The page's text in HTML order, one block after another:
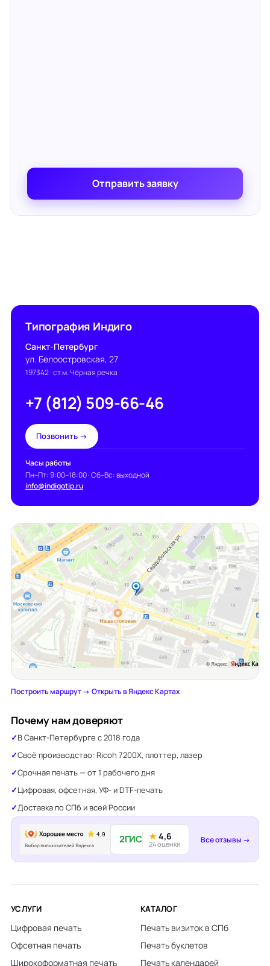
Отправить заявку
Типография Индиго
Санкт-Петербург
ул. Белоостровская, 27
197342· ст.м. Чёрная речка
+7 (812) 509-66-46
Позвонить →
Часы работы
Пн–Пт: 9:00–18:00 · Сб–Вс: выходной
info@indigotip.ru
Построить маршрут →·Открыть в Яндекс Картах
Почему нам доверяют
В Санкт-Петербурге с 2018 года
Своё производство: Ricoh 7200X, плоттер, лазер
Срочная печать — от 1 рабочего дня
Цифровая, офсетная, УФ- и DTF-печать
Доставка по СПб и всей России
2ГИС ★4,6
24 оценки Все отзывы →
УСЛУГИ
Цифровая печать
Офсетная печать
Широкоформатная печать
КАТАЛОГ
Печать визиток в СПб
Печать буклетов
Печать календарей